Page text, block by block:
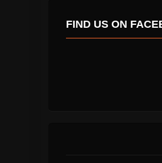
FIND US ON